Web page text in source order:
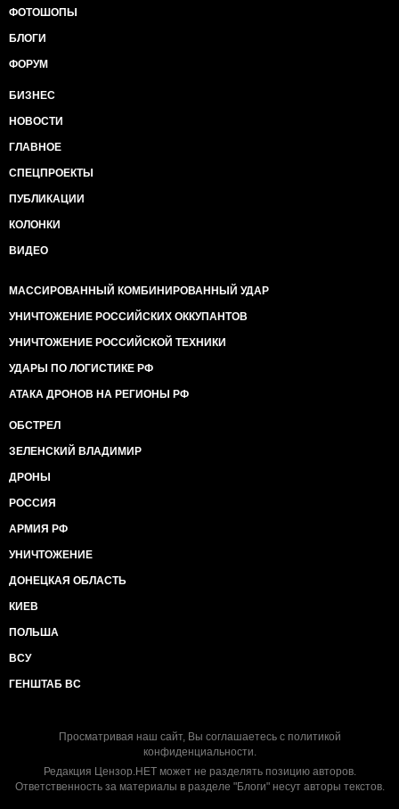
ФОТОШОПЫ
БЛОГИ
ФОРУМ
БИЗНЕС
НОВОСТИ
ГЛАВНОЕ
СПЕЦПРОЕКТЫ
ПУБЛИКАЦИИ
КОЛОНКИ
ВИДЕО
МАССИРОВАННЫЙ КОМБИНИРОВАННЫЙ УДАР
УНИЧТОЖЕНИЕ РОССИЙСКИХ ОККУПАНТОВ
УНИЧТОЖЕНИЕ РОССИЙСКОЙ ТЕХНИКИ
УДАРЫ ПО ЛОГИСТИКЕ РФ
АТАКА ДРОНОВ НА РЕГИОНЫ РФ
ОБСТРЕЛ
ЗЕЛЕНСКИЙ ВЛАДИМИР
ДРОНЫ
РОССИЯ
АРМИЯ РФ
УНИЧТОЖЕНИЕ
ДОНЕЦКАЯ ОБЛАСТЬ
КИЕВ
ПОЛЬША
ВСУ
ГЕНШТАБ ВС
Просматривая наш сайт, Вы соглашаетесь с политикой
конфиденциальности.
Редакция Цензор.НЕТ может не разделять позицию авторов.
Ответственность за материалы в разделе "Блоги" несут авторы текстов.